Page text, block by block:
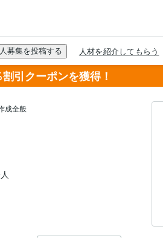
引クーポンを獲得！
成全般
人